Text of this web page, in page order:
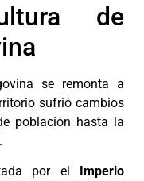
de
se remonta a
sufrió cambios
población hasta la
por el
Imperio